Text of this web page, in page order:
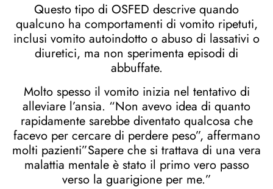
Questo tipo di OSFED descrive quando
qualcuno ha comportamenti di vomito ripetuti,
inclusi vomito autoindotto o abuso di lassativi o
diuretici, ma non sperimenta episodi di
abbuffate.
Molto spesso il vomito inizia nel tentativo di
alleviare l’ansia. “Non avevo idea di quanto
rapidamente sarebbe diventato qualcosa che
facevo per cercare di perdere peso”, affermano
molti pazienti”Sapere che si trattava di una vera
malattia mentale è stato il primo vero passo
verso la guarigione per me.”